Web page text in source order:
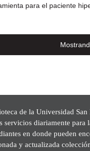
para el paciente
de la Universidad San
servicios diariamente para
en donde pueden
y actualizada